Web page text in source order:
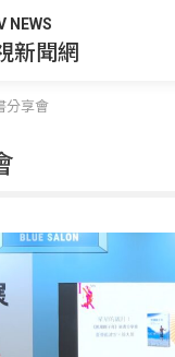
NEWS
新聞網
分享會